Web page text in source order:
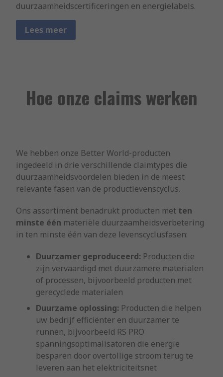
duurzaamheidscertificeringen en energielabels.
Lees meer
Hoe onze claims werken
We hebben onze Better World‑producten
ingedeeld in drie verschillende claimtypes die
duurzaamheidsvoordelen bieden in de meest
relevante fasen van de productlevenscyclus.
Ons assortiment benadrukt producten met ten
minste één materiële duurzaamheidsverbetering
in ten minste één van deze levenscyclusfasen:
Duurzamer geproduceerd: Producten die
zijn vervaardigd met duurzamere materialen
of processen, bijvoorbeeld producten met
gerecyclede materialen
Duurzame oplossing: Producten die helpen
uw bedrijf efficiënter en duurzamer te
runnen, bijvoorbeeld RS PRO
spanningsoptimalisatoren die energie
besparen door overtollige stroom terug te
leveren aan het elektriciteitsnet